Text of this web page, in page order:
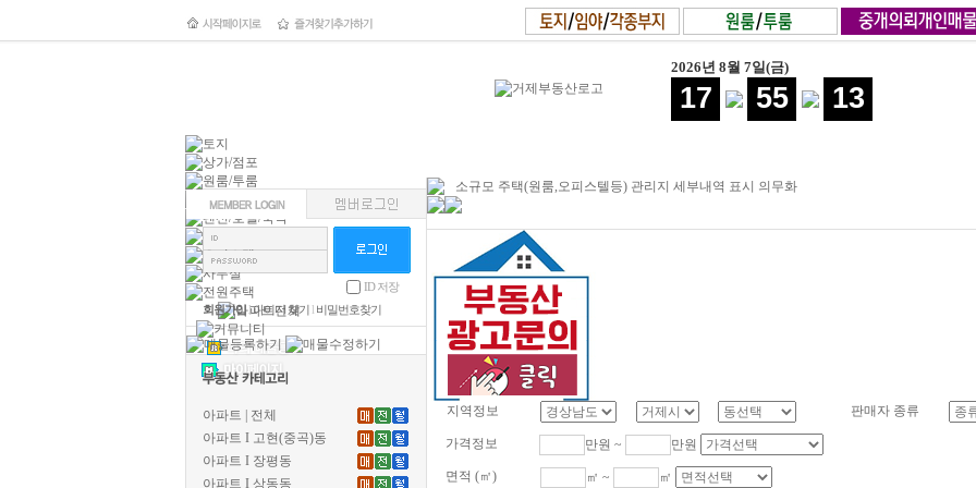
2026년 8월 7일(금)
17 55 13
ID 저장
회원가입l아이디 찾기 l 비밀번호찾기
아파트 | 전체
아파트 I 고현(중곡)동
아파트 I 장평동
아파트 I 상동동
소규모 주택(원룸,오피스텔등) 관리지 세부내역 표시 의무화
지역정보 판매자 종류
가격정보 만원 ~ 만원
면적 (㎡) ㎡ ~ ㎡